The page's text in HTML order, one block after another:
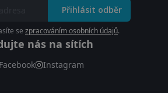
Přihlásit odběr
se zpracováním osobních údajů.
nás na sítích
Facebook Instagram